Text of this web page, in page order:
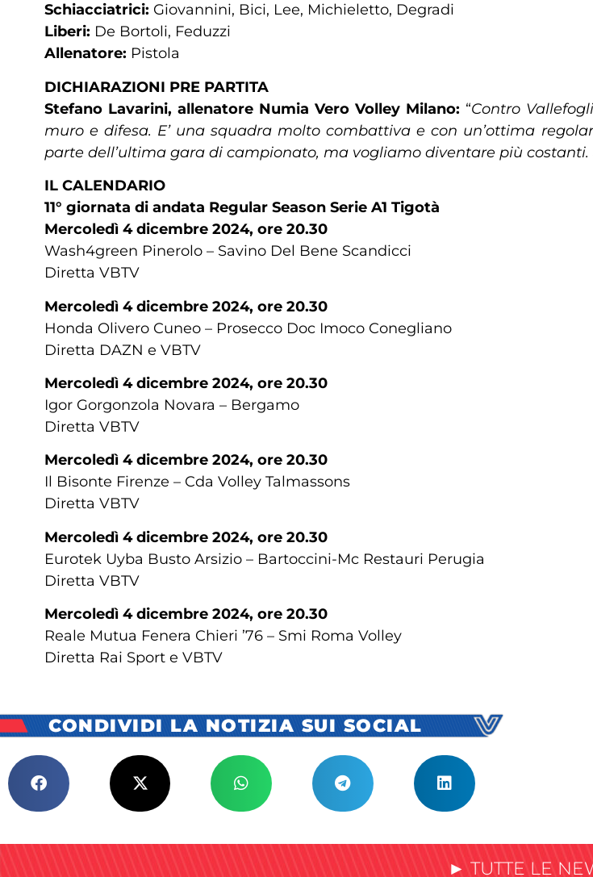
Schiacciatrici: Giovannini, Bici, Lee, Michieletto, Degradi
Liberi: De Bortoli, Feduzzi
Allenatore: Pistola
DICHIARAZIONI PRE PARTITA
Stefano Lavarini, allenatore Numia Vero Volley Milano: “Contro
muro e difesa. E’ una squadra molto combattiva e con un’ottima
parte dell’ultima gara di campionato, ma vogliamo diventare più
IL CALENDARIO
11° giornata di andata Regular Season Serie A1 Tigotà
Mercoledì 4 dicembre 2024, ore 20.30
Wash4green Pinerolo – Savino Del Bene Scandicci
Diretta VBTV
Mercoledì 4 dicembre 2024, ore 20.30
Honda Olivero Cuneo – Prosecco Doc Imoco Conegliano
Diretta DAZN e VBTV
Mercoledì 4 dicembre 2024, ore 20.30
Igor Gorgonzola Novara – Bergamo
Diretta VBTV
Mercoledì 4 dicembre 2024, ore 20.30
Il Bisonte Firenze – Cda Volley Talmassons
Diretta VBTV
Mercoledì 4 dicembre 2024, ore 20.30
Eurotek Uyba Busto Arsizio – Bartoccini-Mc Restauri Perugia
Diretta VBTV
Mercoledì 4 dicembre 2024, ore 20.30
Reale Mutua Fenera Chieri ’76 – Smi Roma Volley
Diretta Rai Sport e VBTV
CONDIVIDI LA NOTIZIA SUI SOCIAL
► TUTTE LE